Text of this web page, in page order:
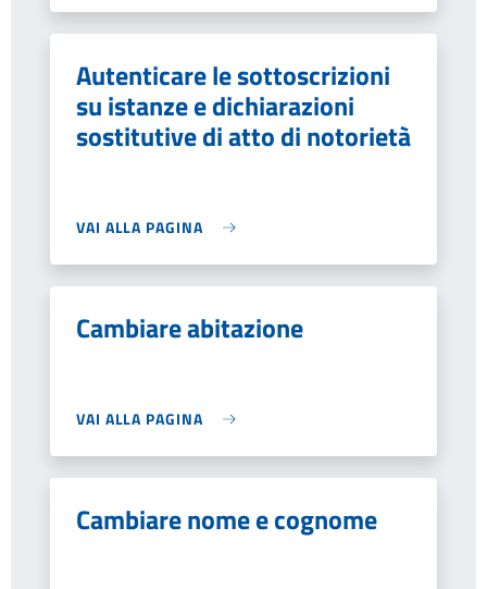
Autenticare le sottoscrizioni
su istanze e dichiarazioni
sostitutive di atto di notorietà
VAI ALLA PAGINA
Cambiare abitazione
VAI ALLA PAGINA
Cambiare nome e cognome